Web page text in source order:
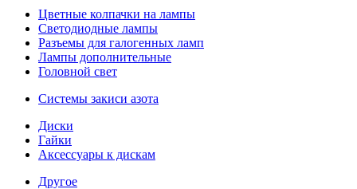
Цветные колпачки на лампы
Светодиодные лампы
Разъемы для галогенных ламп
Лампы дополнительные
Головной свет
Системы закиси азота
Диски
Гайки
Аксессуары к дискам
Другое